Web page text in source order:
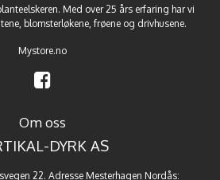
Med over 25 års erfaring har vi
, blomsterløkene, frøeneog drivhusene.
Mystore.no
Om oss
DYRK AS
22. Adresse Mesterhagen Nordås: